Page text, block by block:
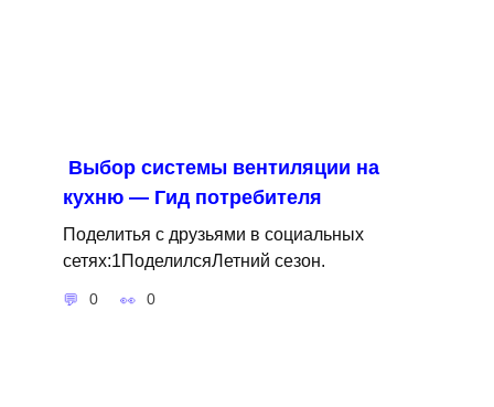
Выбор системы вентиляции на
кухню — Гид потребителя
Поделитья с друзьями в социальных
сетях:1ПоделилсяЛетний сезон.
0 0